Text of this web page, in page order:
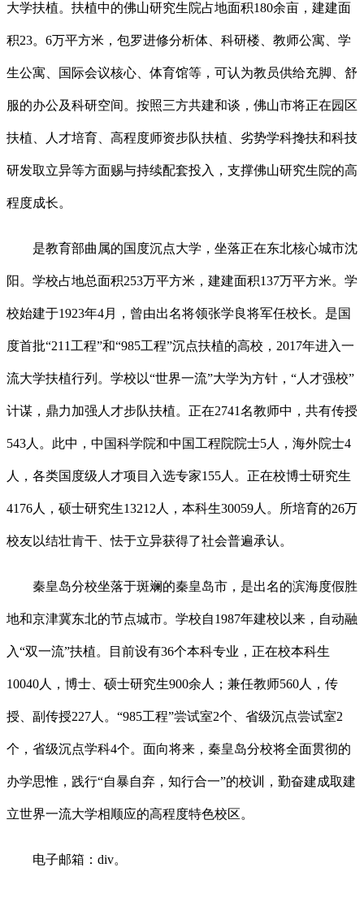
大学扶植。扶植中的佛山研究生院占地面积180余亩，建建面
积23。6万平方米，包罗进修分析体、科研楼、教师公寓、学
生公寓、国际会议核心、体育馆等，可认为教员供给充脚、舒
服的办公及科研空间。按照三方共建和谈，佛山市将正在园区
扶植、人才培育、高程度师资步队扶植、劣势学科搀扶和科技
研发取立异等方面赐与持续配套投入，支撑佛山研究生院的高
程度成长。
是教育部曲属的国度沉点大学，坐落正在东北核心城市沈
阳。学校占地总面积253万平方米，建建面积137万平方米。学
校始建于1923年4月，曾由出名将领张学良将军任校长。是国
度首批“211工程”和“985工程”沉点扶植的高校，2017年进入一
流大学扶植行列。学校以“世界一流”大学为方针，“人才强校”
计谋，鼎力加强人才步队扶植。正在2741名教师中，共有传授
543人。此中，中国科学院和中国工程院院士5人，海外院士4
人，各类国度级人才项目入选专家155人。正在校博士研究生
4176人，硕士研究生13212人，本科生30059人。所培育的26万
校友以结壮肯干、怯于立异获得了社会普遍承认。
秦皇岛分校坐落于斑斓的秦皇岛市，是出名的滨海度假胜
地和京津冀东北的节点城市。学校自1987年建校以来，自动融
入“双一流”扶植。目前设有36个本科专业，正在校本科生
10040人，博士、硕士研究生900余人；兼任教师560人，传
授、副传授227人。“985工程”尝试室2个、省级沉点尝试室2
个，省级沉点学科4个。面向将来，秦皇岛分校将全面贯彻的
办学思惟，践行“自暴自弃，知行合一”的校训，勤奋建成取建
立世界一流大学相顺应的高程度特色校区。
电子邮箱：div。